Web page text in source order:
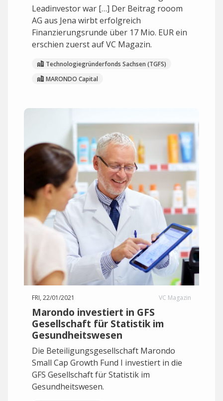
Leadinvestor war […] Der Beitrag rooom
AG aus Jena wirbt erfolgreich
Finanzierungsrunde über 17 Mio. EUR ein
erschien zuerst auf VC Magazin.
Technologiegründerfonds Sachsen (TGFS)
MARONDO Capital
FRI, 22/01/2021 VC Magazin
Marondo investiert in GFS
Gesellschaft für Statistik im
Gesundheitswesen
Die Beteiligungsgesellschaft Marondo
Small Cap Growth Fund I investiert in die
GFS Gesellschaft für Statistik im
Gesundheitswesen.